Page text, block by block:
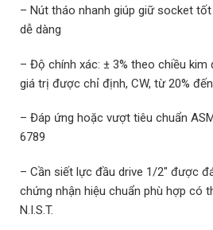
– Nút tháo nhanh giúp giữ socket
dễ dàng
– Độ chính xác: ± 3% theo chiều kim
giá trị được chỉ định, CW, từ 20%
– Đáp ứng hoặc vượt tiêu chuẩn
6789
– Cần siết lực đầu drive 1/2″ được
chứng nhận hiệu chuẩn phù hợp có
N.I.S.T.